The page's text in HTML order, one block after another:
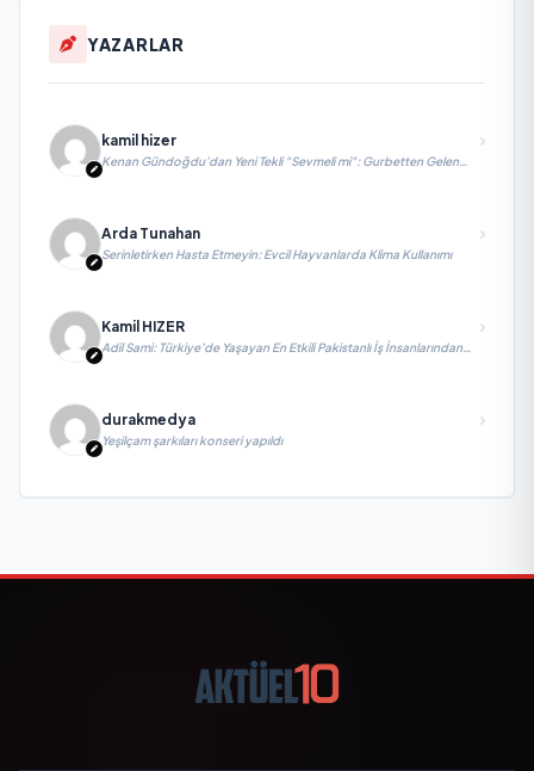
YAZARLAR
kamil hizer
Kenan Gündoğdu’dan Yeni Tekli "Sevmeli mi": Gurbetten Gelen
Arda Tunahan
Serinletirken Hasta Etmeyin: Evcil Hayvanlarda Klima Kullanımı
Kamil HIZER
Adil Sami: Türkiye’de Yaşayan En Etkili Pakistanlı İş İnsanlarından
durakmedya
Yeşilçam şarkıları konseri yapıldı